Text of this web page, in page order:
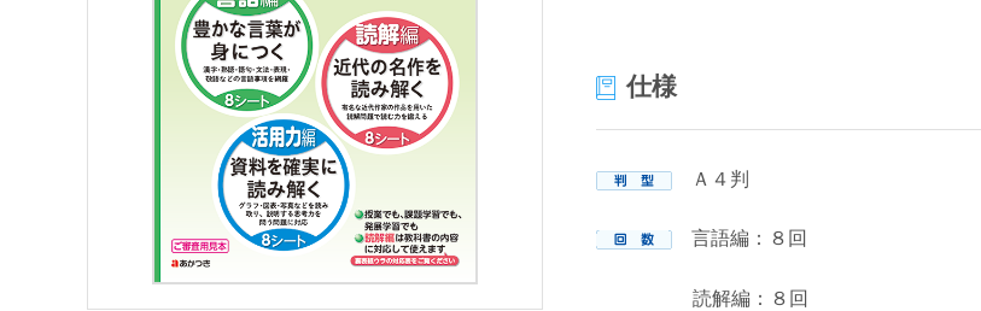
仕様
Ａ４判
言語編：８回
読解編：８回